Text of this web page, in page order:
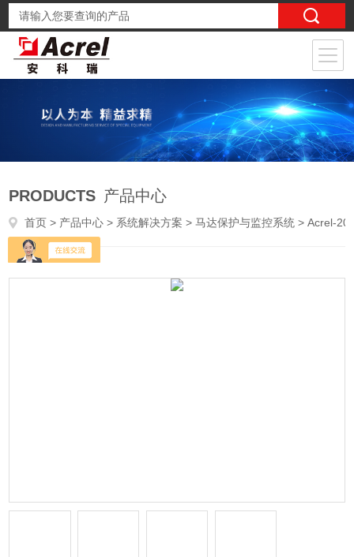
PRODUCTS 产品中心
首页 > 产品中心 > 系统解决方案 >马达保护与监控系统 > Acrel-2000M马达保护监控系统